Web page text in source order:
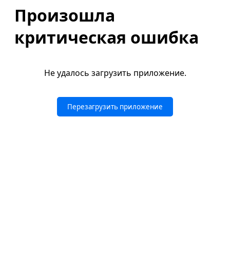
Произошла
критическая ошибка
Не удалось загрузить приложение.
Перезагрузить приложение